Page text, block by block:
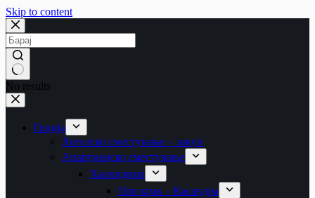
Skip to content
No results
Грција
Хотелско сместување – закуп
Апартманско сместување
Халкидики
Прв крак – Касандра